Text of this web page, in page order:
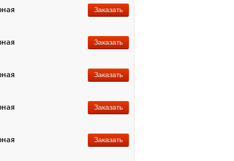
Заказать
Заказать
Заказать
Заказать
Заказать